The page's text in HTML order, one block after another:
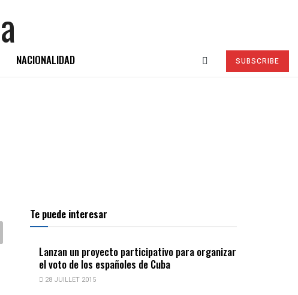
NACIONALIDAD SUBSCRIBE
Te puede interesar
Lanzan un proyecto participativo para organizar
el voto de los españoles de Cuba
28 JUILLET 2015